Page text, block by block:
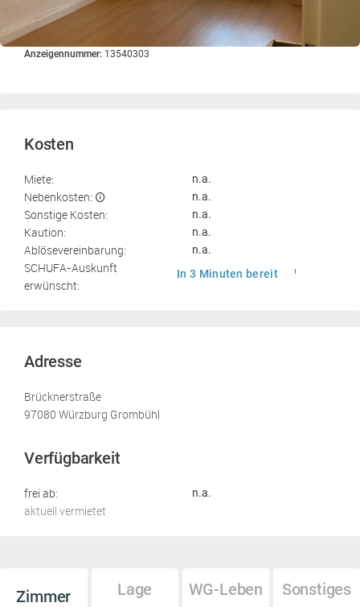
Anzeigennummer: 13540303
Kosten
Miete: n.a.
Nebenkosten: n.a.
Sonstige Kosten: n.a.
Kaution: n.a.
Ablösevereinbarung: n.a.
SCHUFA-Auskunft
erwünscht:
In 3 Minuten bereit 1
Adresse
Brücknerstraße
97080 Würzburg Grombühl
Verfügbarkeit
frei ab: n.a.
aktuell vermietet
Zimmer Lage WG-Leben Sonstiges